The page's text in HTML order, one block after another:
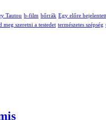
Tautou b-film bőrrák Egy előre
meg szeretni a testedet természetes szépség